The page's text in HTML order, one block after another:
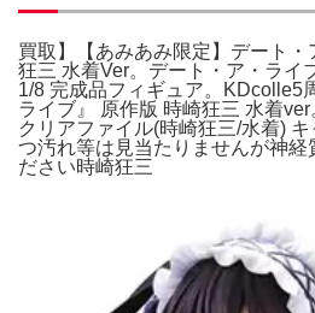
買取】【あみあみ限定】デート
狂三 水着Ver。デート・ア・ライ
1/8 完成品フィギュア。KDcolle5
ライブ』 原作版 時崎狂三 水着
クリアファイル(時崎狂三/水着)
つ汚れ等は見当たりませんが神経
ださい時崎狂三